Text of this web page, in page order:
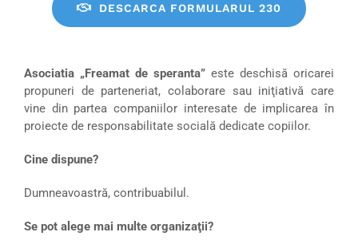
DESCARCA FORMULARUL 230
Asociatia „Freamat de speranta” este deschisă oricarei
propuneri de parteneriat, colaborare sau iniţiativă care
vine din partea companiilor interesate de implicarea în
proiecte de responsabilitate socială dedicate copiilor.
Cine dispune?
Dumneavoastră, contribuabilul.
Se pot alege mai multe organizaţii?